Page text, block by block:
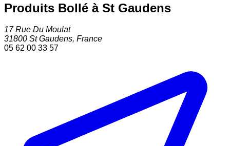
Produits Bollé à St Gaudens
17 Rue Du Moulat
31800 St Gaudens, France
05 62 00 33 57